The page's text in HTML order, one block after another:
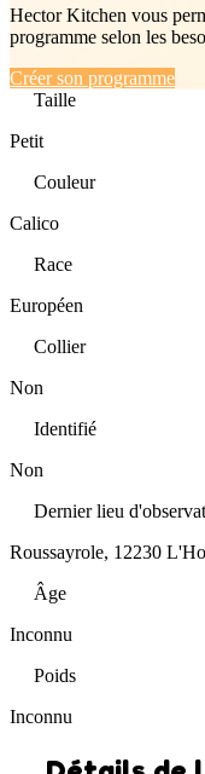
Hector Kitchen vous
programme selon les
Créer son programme
Taille
Petit
Couleur
Calico
Race
Européen
Collier
Non
Identifié
Non
Dernier lieu
Roussayrole, 12230
Âge
Inconnu
Poids
Inconnu